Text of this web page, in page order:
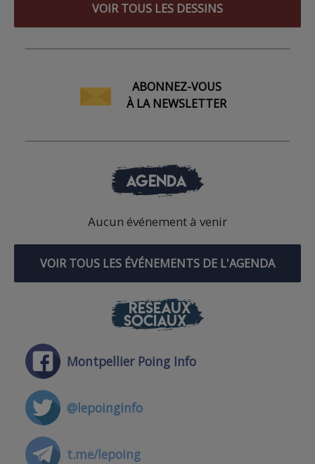
VOIR TOUS LES DESSINS
ABONNEZ-VOUS
À LA NEWSLETTER
AGENDA
Aucun événement à venir
VOIR TOUS LES ÉVÉNEMENTS DE L'AGENDA
RÉSEAUX
SOCIAUX
Montpellier Poing Info
@lepoinginfo
t.me/lepoing